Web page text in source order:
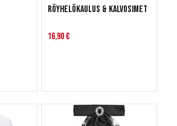
Röyhelökaulus & kalvosimet
16,90 €